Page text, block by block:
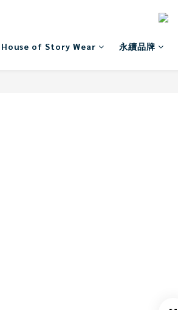
House of Story Wear 永續品牌